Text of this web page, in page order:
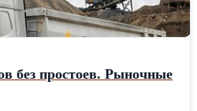
без простоев. Рыночные